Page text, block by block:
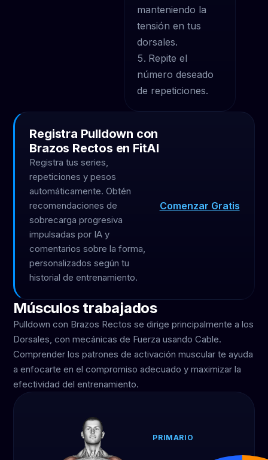
manteniendo la
tensión en tus
dorsales.
Repite el
número deseado
de repeticiones.
Registra Pulldown con
Brazos Rectos en FitAI
Registra tus series,
repeticiones y pesos
automáticamente. Obtén
recomendaciones de
sobrecarga progresiva
impulsadas por IA y
comentarios sobre la forma,
personalizados según tu
historial de entrenamiento.
Comenzar Gratis
Músculos trabajados
Pulldown con Brazos Rectos se dirige principalmente a los
Dorsales, con mecánicas de Fuerza usando Cable.
Comprender los patrones de activación muscular te ayuda
a enfocarte en el compromiso adecuado y maximizar la
efectividad del entrenamiento.
PRIMARIO